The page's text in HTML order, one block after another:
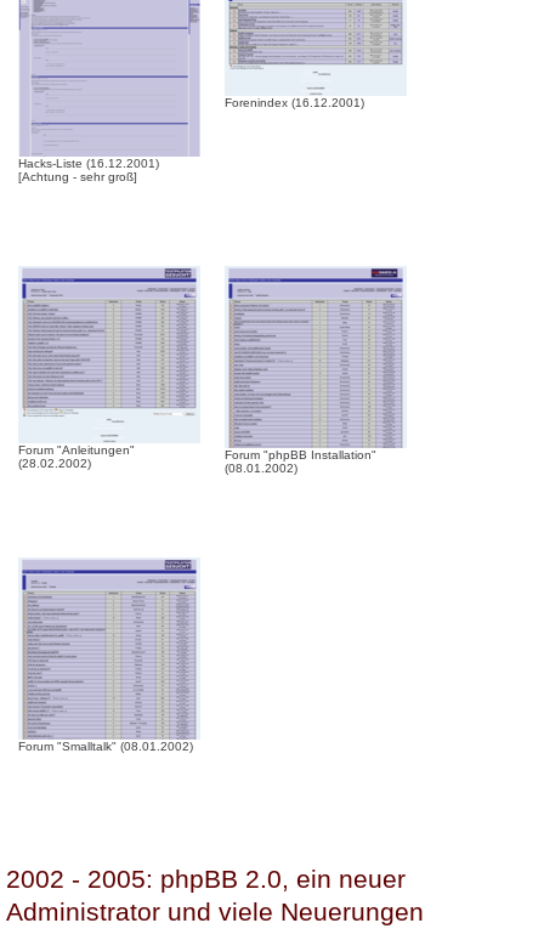
Hacks-Liste (16.12.2001)
[Achtung - sehr groß]
Forenindex (16.12.2001)
Forum "Anleitungen"
(28.02.2002)
Forum "phpBB Installation"
(08.01.2002)
Forum "Smalltalk" (08.01.2002)
2002 - 2005: phpBB 2.0, ein neuer
Administrator und viele Neuerungen